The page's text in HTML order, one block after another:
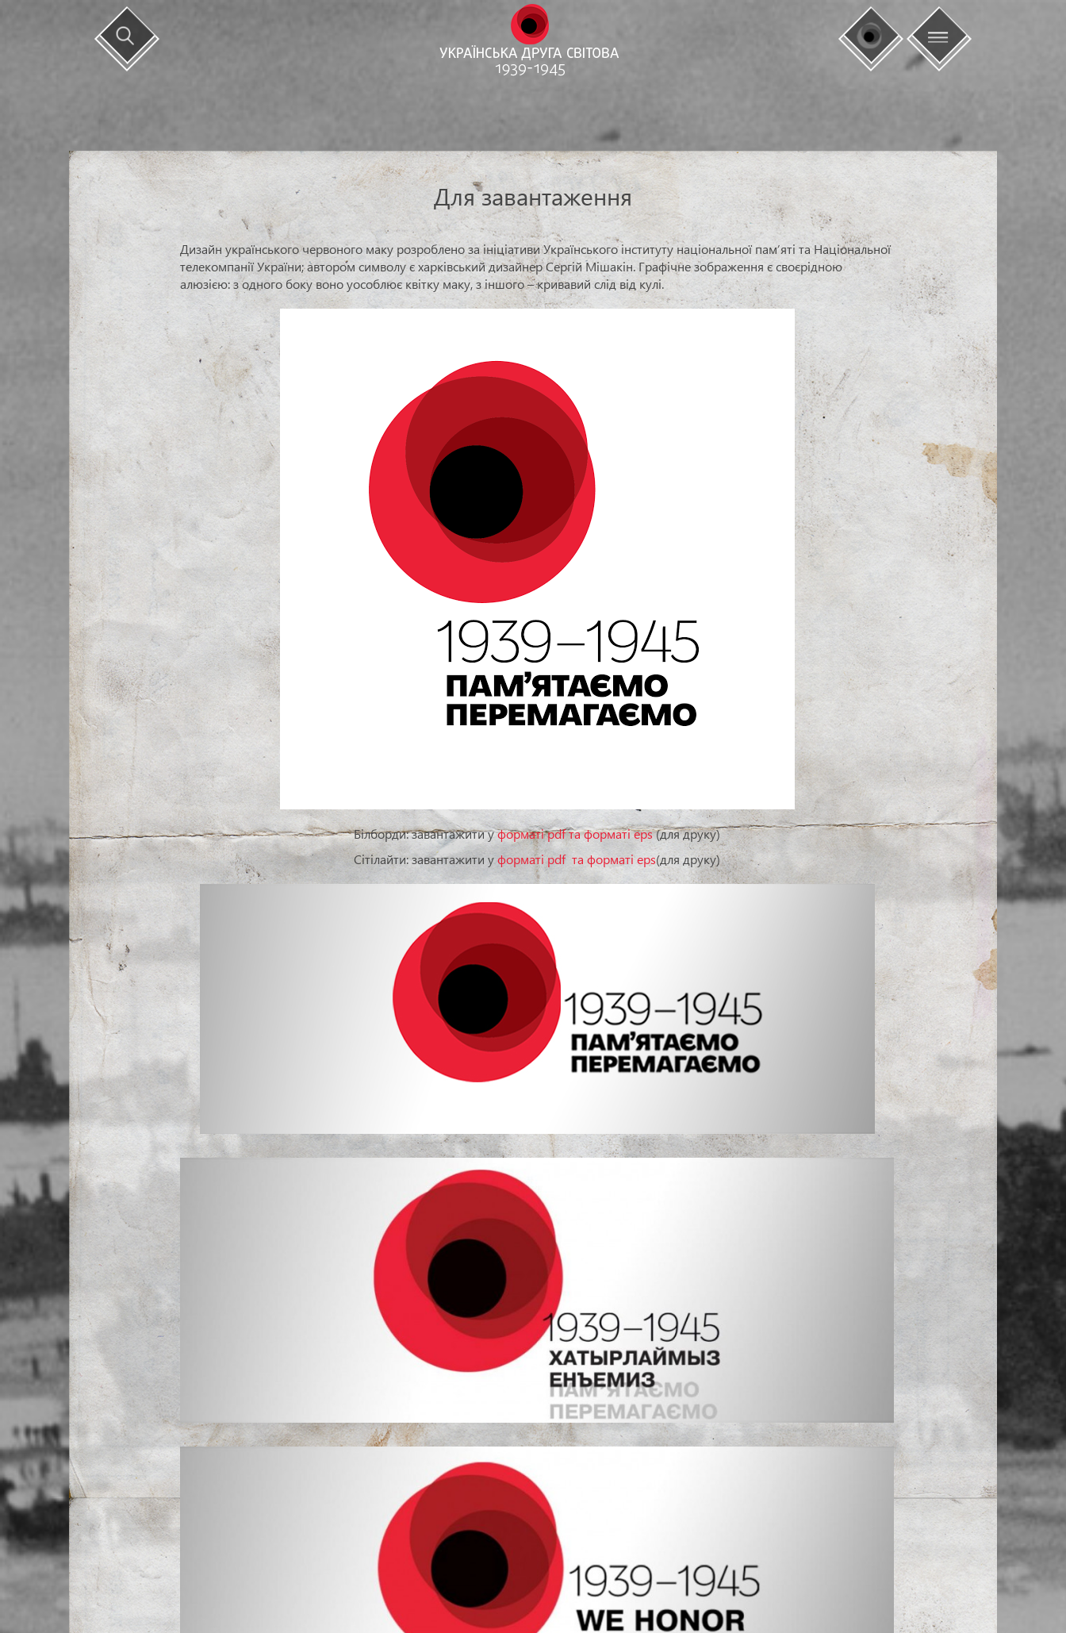
Для завантаження
Дизайн українського червоного маку розроблено за ініціативи Українського інституту національної пам’яті та Національної
телекомпанії України; автором символу є харківський дизайнер Сергій Мішакін. Графічне зображення є своєрідною
алюзією: з одного боку воно уособлює квітку маку, з іншого – кривавий слід від кулі.
Білборди: завантажити уформаті pdf та форматі eps(для друку)
Сітілайти: завантажити уформаті pdf та форматі eps(для друку)